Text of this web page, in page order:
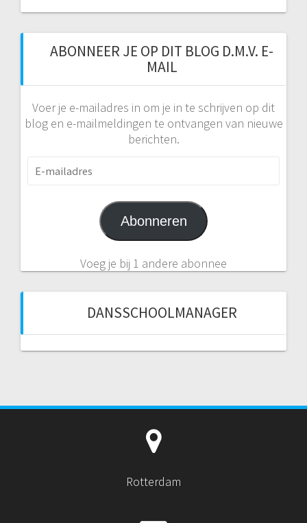
ABONNEER JE OP DIT BLOG D.M.V. E-
MAIL
Voer je e-mailadres in om je in te schrijven op dit
blog en e-mailmeldingen te ontvangen van nieuwe
berichten.
E-
mailadres
Abonneren
Voeg je bij 1 andere abonnee
DANSSCHOOLMANAGER
Rotterdam